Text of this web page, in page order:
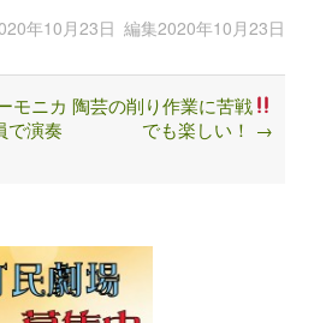
年10月23日 編集2020年10月23日
モニカ
で演奏
陶芸の削り作業に苦戦
でも楽しい！ →